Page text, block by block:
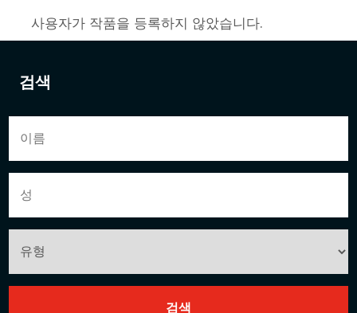
검색
사용자가 작품을 등록하지 않았습니다.